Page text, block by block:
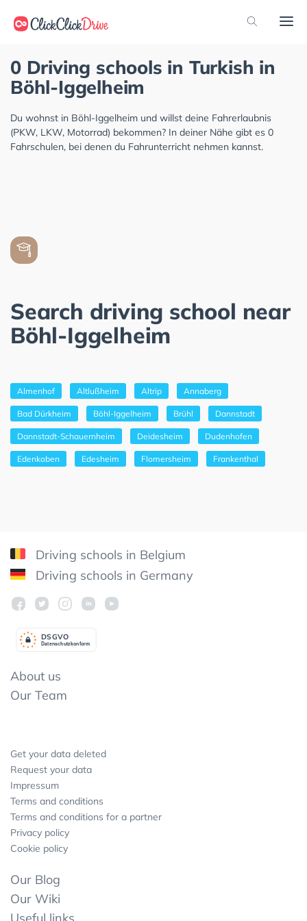
0 Driving schools in Turkish in
Böhl-Iggelheim
Du wohnst in Böhl-Iggelheim und willst deine Fahrerlaubnis
(PKW, LKW, Motorrad) bekommen? In deiner Nähe gibt es 0
Fahrschulen, bei denen du Fahrunterricht nehmen kannst.
Search driving school near
Böhl-Iggelheim
Almenhof Altlußheim Altrip Annaberg
Bad Dürkheim Böhl-Iggelheim Brühl Dannstadt
Dannstadt-Schauernheim Deidesheim Dudenhofen
Edenkoben Edesheim Flomersheim Frankenthal
Driving schools in Belgium
Driving schools in Germany
Datenschutzkonform
DSGVO
About us
Our Team
Get your data deleted
Request your data
Impressum
Terms and conditions
Terms and conditions for a partner
Privacy policy
Cookie policy
Our Blog
Our Wiki